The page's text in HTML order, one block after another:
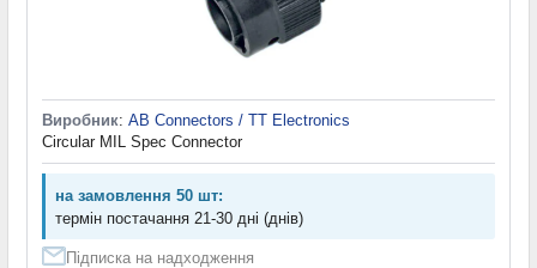
Виробник: AB Connectors / TT Electronics
Circular MIL Spec Connector
на замовлення 50 шт:
термін постачання 21-30 дні (днів)
Підписка на надходження